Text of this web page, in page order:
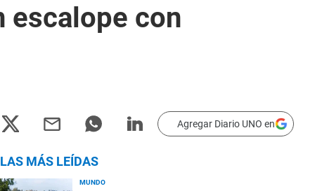
escalope con
Agregar Diario UNO en
LAS MÁS LEÍDAS
MUNDO